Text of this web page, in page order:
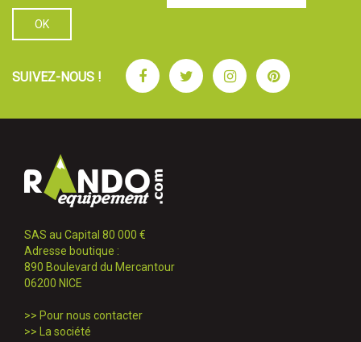
SUIVEZ-NOUS ! FacebookTwitterInstagramPinterest
SAS au Capital 80 000 €
Adresse boutique :
890 Boulevard du Mercantour
06200 NICE
>> Pour nous contacter
>>
La société